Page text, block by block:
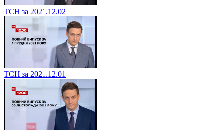
ТСН за 2021.12.02
ТСН за 2021.12.01